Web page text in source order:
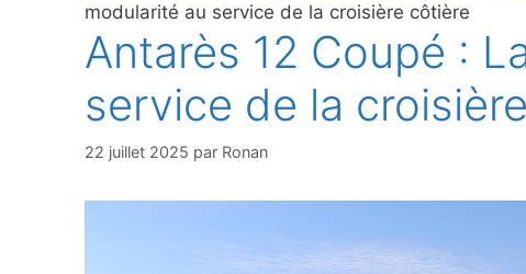
modularité au service de la croisière côtière
Antarès 12 Coupé :
service de la
22 juillet 2025 par Ronan